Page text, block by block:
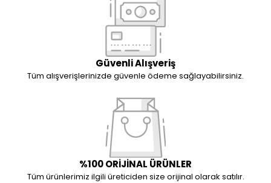
Güvenli Alışveriş
Tüm alışverişlerinizde güvenle ödeme sağlayabilirsiniz.
%100 ORİJİNAL ÜRÜNLER
Tüm ürünlerimiz ilgili üreticiden size orijinal olarak satılır.